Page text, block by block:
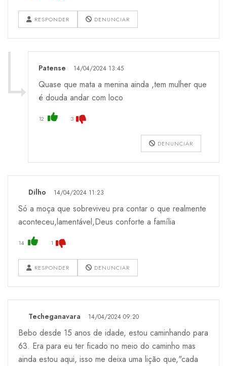
RESPONDER DENUNCIAR
Patense 14/04/2024 13:45
Quase que mata a menina ainda ,tem mulher que
é douda andar com loco
12 3
DENUNCIAR
Dilho 14/04/2024 11:23
Só a moça que sobreviveu pra contar o que realmente
aconteceu,lamentável,Deus conforte a família
14 1
RESPONDER DENUNCIAR
Techeganavara 14/04/2024 09:20
Bebo desde 15 anos de idade, estou caminhando para
63. Era para eu ter ficado no meio do caminho mas
ainda estou aqui, isso me deixa uma lição que,"cada